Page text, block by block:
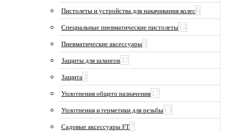
Пистолеты и устройства для накачивания колес6
Специальные пневматические пистолеты 14
Пневматические аксессуары5
Защиты для шлангов37
Защита3
Уплотнения общего назначения 17
Уплотнения и герметики для резьбы 13
Садовые аксессуары FT7